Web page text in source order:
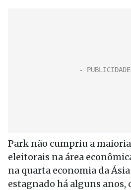
Park não cumpriu a
eleitorais na área
na quarta economia da
estagnado há alguns anos,